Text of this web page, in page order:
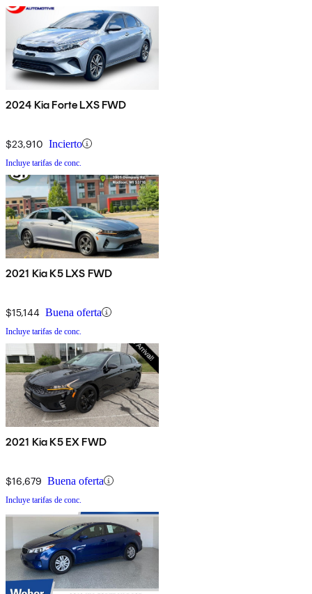
2024 Kia Forte LXS FWD
$23,910 Incierto
Incluye tarifas de conc.
2021 Kia K5 LXS FWD
$15,144 Buena oferta
Incluye tarifas de conc.
2021 Kia K5 EX FWD
$16,679 Buena oferta
Incluye tarifas de conc.